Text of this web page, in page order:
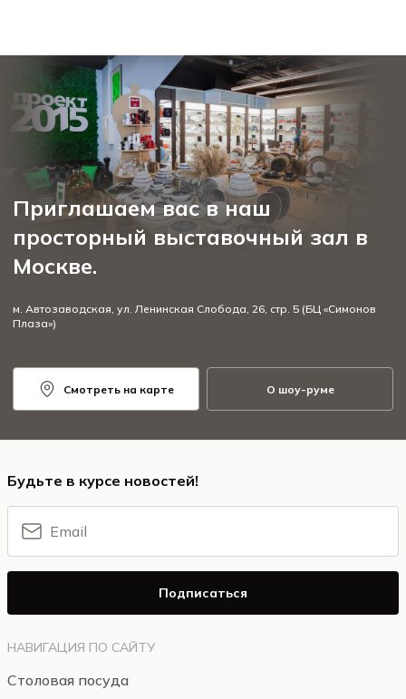
Приглашаем вас в наш
просторный выставочный зал в
Москве.
м. Автозаводская, ул. Ленинская Слобода, 26, стр. 5 (БЦ «Симонов
Плаза»)
Смотреть на карте О шоу-руме
НАВИГАЦИЯ ПО САЙТУ
Столовая посуда
Будьте в курсе новостей!
Подписаться